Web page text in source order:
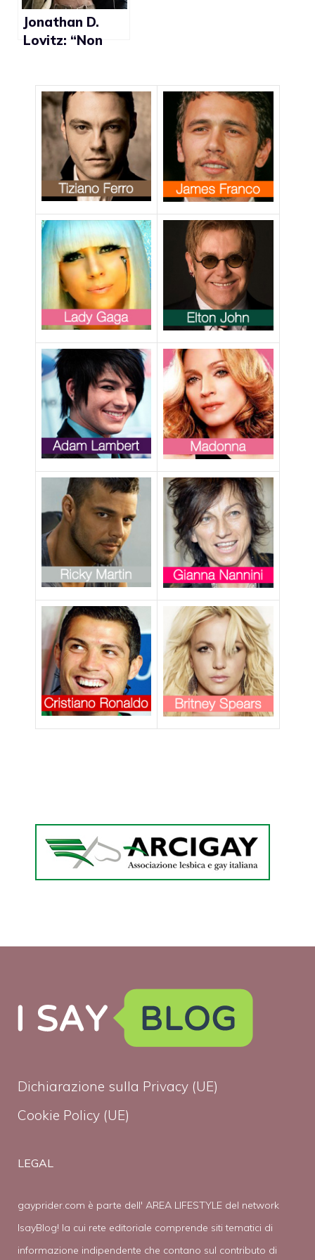
Jonathan D.
Lovitz: “Non
giurato
imparziale
poichè gay”
Dichiarazione sulla Privacy (UE)
Cookie Policy (UE)
LEGAL
gayprider.com è parte dell' AREA LIFESTYLE del network
IsayBlog! la cui rete editoriale comprende siti tematici di
informazione indipendente che contano sul contributo di